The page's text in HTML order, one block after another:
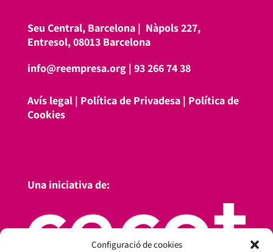
Configuració de cookies
Seu Central, Barcelona | Nàpols 227,
Entresol, 08013 Barcelona
info@reempresa.org| 93 266 74 38
Avís legal| Política de Privadesa| Política de
Cookies
Una iniciativa de: